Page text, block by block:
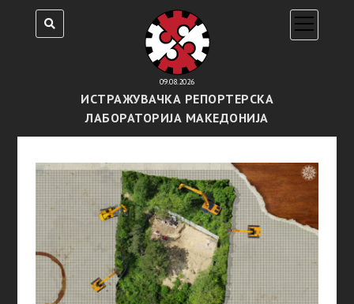
09.08.2026
ИСТРАЖУВАЧКА РЕПОРТЕРСКА
ЛАБОРАТОРИЈА МАКЕДОНИЈА
open
menu